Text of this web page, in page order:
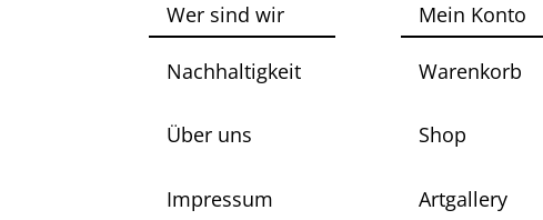
Wer sind wir
Nachhaltigkeit
Über uns
Impressum
Mein Konto
Warenkorb
Shop
Artgallery